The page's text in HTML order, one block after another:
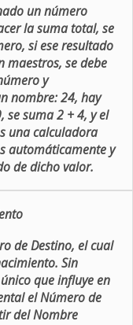
un número
la suma total, se
si ese resultado
maestros, se debe
y
nombre: 24, hay
suma 2 + 4, y el
una calculadora
automáticamente y
de dicho valor.
de Destino, el cual
Sin
que influye en
el Número de
del Nombre